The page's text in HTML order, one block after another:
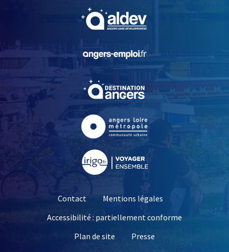
, Ouvre une nouvelle
, Ouvre une nouvelle
Contact
Mentions légales
Accessibilité : partiellement conforme
Plan de site
Presse